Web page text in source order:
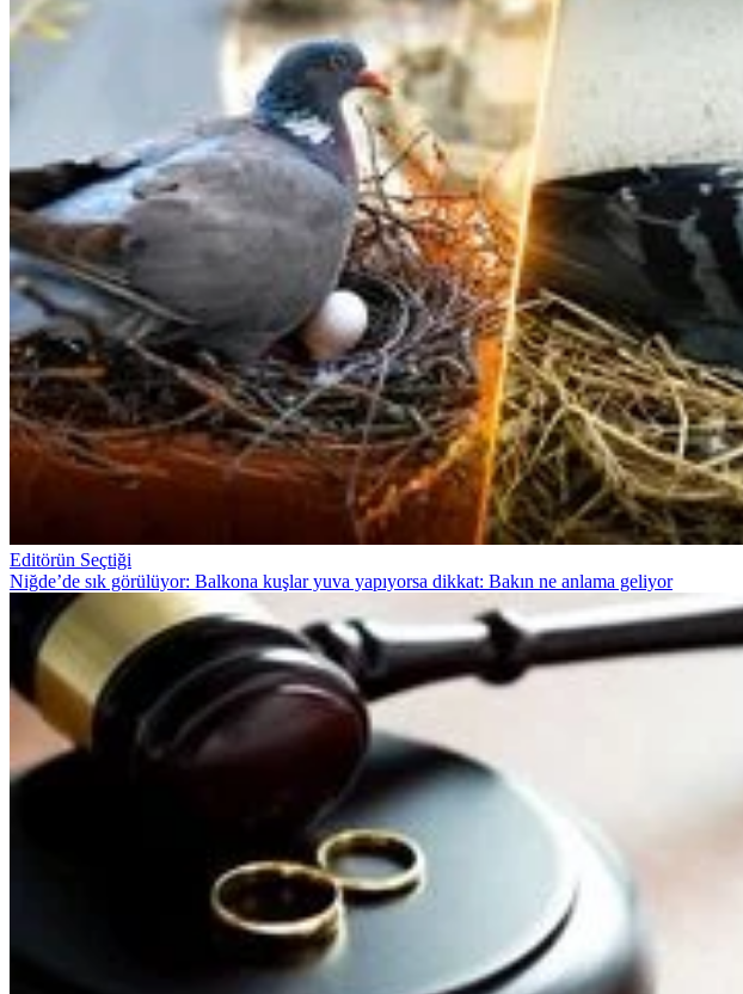
Editörün Seçtiği
Niğde’de sık görülüyor: Balkona kuşlar yuva yapıyorsa dikkat: Bakın ne anlama geliyor